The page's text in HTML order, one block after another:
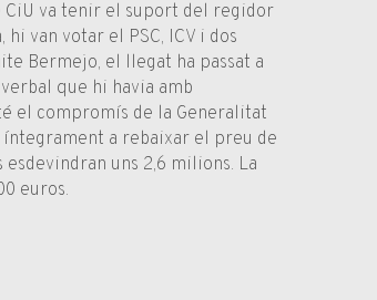
CiU va tenir el suport del regidor
van votar el PSC, ICV i dos
Bermejo, el llegat ha passat a
que hi havia amb
el compromís de la Generalitat
íntegrament a rebaixar el preu de
uns 2,6 milions. La
euros.